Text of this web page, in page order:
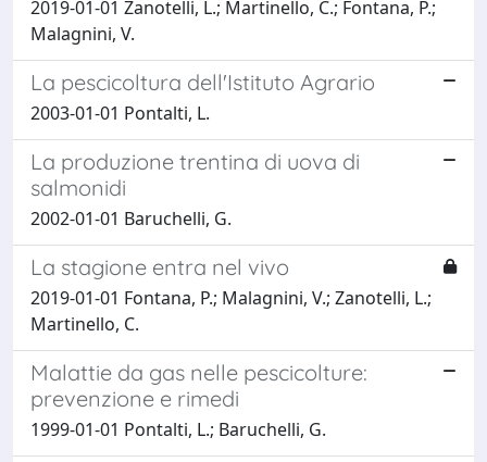
2019-01-01 Zanotelli, L.; Martinello, C.; Fontana, P.;
Malagnini, V.
La pescicoltura dell'Istituto Agrario
2003-01-01 Pontalti, L.
La produzione trentina di uova di
salmonidi
2002-01-01 Baruchelli, G.
La stagione entra nel vivo
2019-01-01 Fontana, P.; Malagnini, V.; Zanotelli, L.;
Martinello, C.
Malattie da gas nelle pescicolture:
prevenzione e rimedi
1999-01-01 Pontalti, L.; Baruchelli, G.